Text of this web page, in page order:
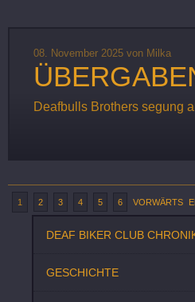
08. November 2025 von Milka
Deafbulls Brothers segung
1 2 3 4 5 6 VORWÄRTS
DEAF BIKER CLUB
GESCHICHTE